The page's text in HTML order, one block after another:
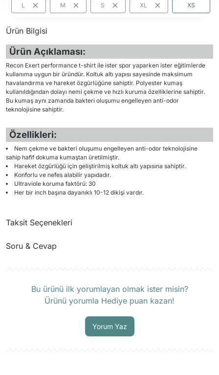
L M S XL XS
Ürün Bilgisi
Ürün Açıklaması:
Recon Exert performance t-shirt ile ister spor yaparken ister eğitimlerde
kullanıma uygun bir üründür. Koltuk altı yapısı sayesinde maksimum
havalandırma ve hareket özgürlüğüne sahiptir. Polyester kumaş
kullanıldığından dolayı nemi çekme ve hızlı kuruma özelliklerine sahiptir.
Bu kumaş aynı zamanda bakteri oluşumu engelleyen anti-odor
teknolojisine sahiptir.
Özellikleri:
Nem çekme ve bakteri oluşumu engelleyen anti-odor teknolojisine
sahip hafif dokuma kumaştan üretilmiştir.
Hareket özgürlüğü için geliştirilmiş koltuk altı yapısına sahiptir.
Konforlu ve nefes alabilir yapıdadır.
Ultraviole koruma faktörü: 30
Her bir inch başına dayanıklı 10-12 dikişi vardır.
Taksit Seçenekleri
Soru & Cevap
Bu ürünü ilk yorumlayan olmak ister misin?
Ürünü yorumla Hediye puan kazan!
Yorum Yaz